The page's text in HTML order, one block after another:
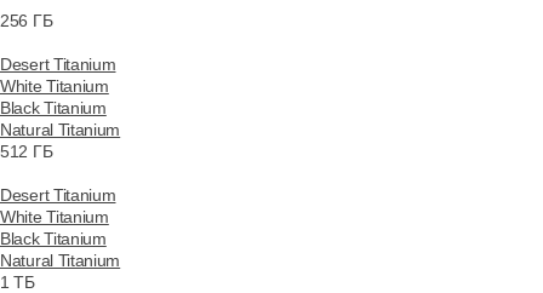
256 ГБ
Desert Titanium
White Titanium
Black Titanium
Natural Titanium
512 ГБ
Desert Titanium
White Titanium
Black Titanium
Natural Titanium
1 ТБ